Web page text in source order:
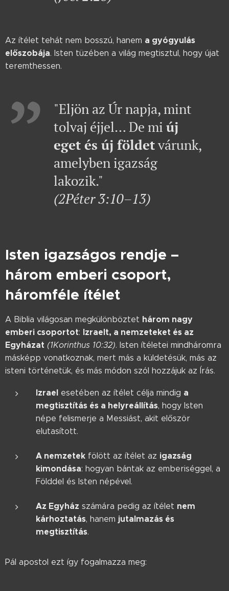
Az ítélet tehát nem bosszú, hanem a gyógyulás
előszobája. Isten tüzében a világ megtisztul, hogy újat
teremthessen.
"Eljön az Úr napja, mint
tolvaj éjjel… De mi új
eget és új földetvárunk,
amelyben igazság
lakozik."
(2Péter 3:10–13)
Isten igazságos rendje –
három emberi csoport,
háromféle ítélet
A Biblia világosan megkülönböztet három nagy
emberi csoportot: Izraelt, a nemzeteket és az
Egyházat (1Korinthus 10:32). Isten ítéletei mindháromra
másképp vonatkoznak, mert más a küldetésük, más az
isteni történetük, és más módon szól hozzájuk az Írás.
Izrael esetében az ítélet célja mindig a
megtisztítás és a helyreállítás, hogy Isten
népe felismerje a Messiást, akit először
elutasított.
A nemzetek fölött az ítélet az igazság
kimondása: hogyan bántak az emberiséggel, a
Földdel és Isten népével.
Az Egyház számára pedig az ítélet nem
kárhoztatás, hanem jutalmazás és
megtisztítás.
Pál apostol ezt így fogalmazza meg: